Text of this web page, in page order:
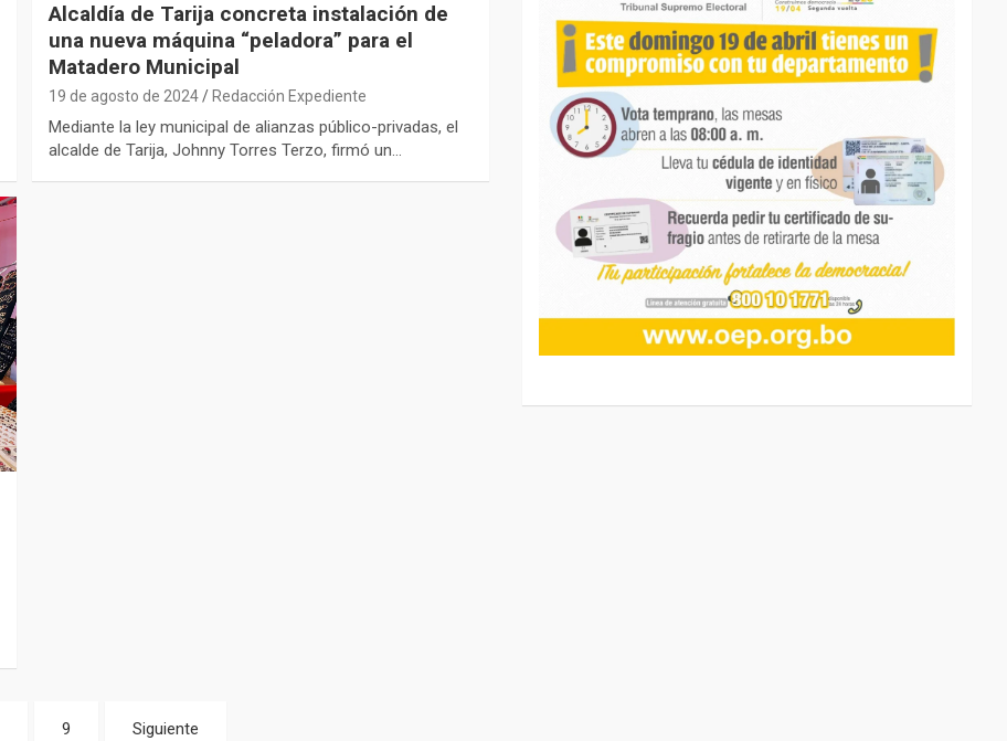
Alcaldía de Tarija concreta instalación de
una nueva máquina “peladora” para el
Matadero Municipal
19 de agosto de 2024 Redacción Expediente
Mediante la ley municipal de alianzas público-privadas, el
alcalde de Tarija, Johnny Torres Terzo, firmó un…
9 Siguiente